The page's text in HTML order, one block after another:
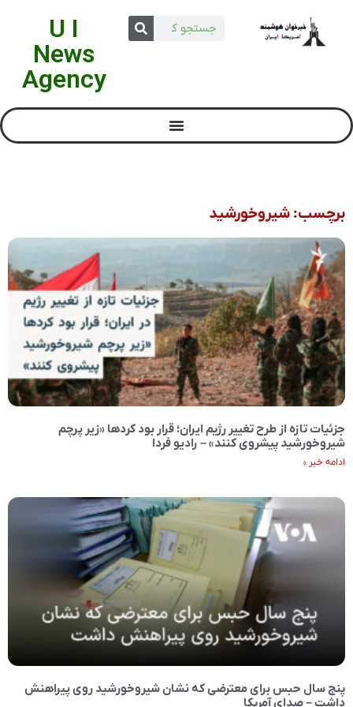
U I
News
Agency
برچسب: شیروخورشید
جزئیات تازه از طرح تغییر رژیم ایران؛ قرار بود کردها «زیر پرچم
شیروخورشید پیشروی کنند» – رادیو فردا
ادامه خبر »
پنج سال حبس برای معترضی که نشان شیروخورشید روی پیراهنش
داشت – صدای آمریکا